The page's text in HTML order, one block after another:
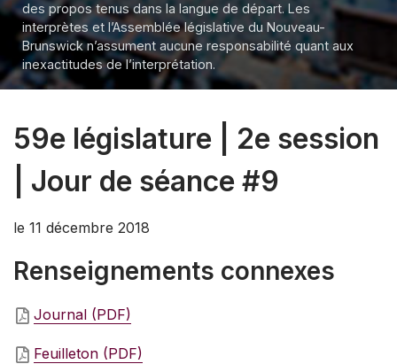
des propos tenus dans la langue de départ. Les
interprètes et l’Assemblée législative du Nouveau-
Brunswick n’assument aucune responsabilité quant aux
inexactitudes de l’interprétation.
59e législature | 2e session
| Jour de séance #9
le 11 décembre 2018
Renseignements connexes
Journal (PDF)
Feuilleton (PDF)